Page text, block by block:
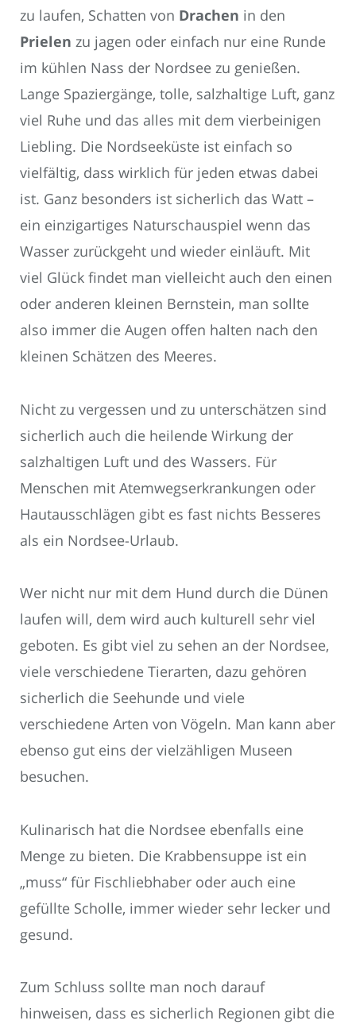
zu laufen, Schatten von Drachen in den
Prielen zu jagen oder einfach nur eine Runde
im kühlen Nass der Nordsee zu genießen.
Lange Spaziergänge, tolle, salzhaltige Luft, ganz
viel Ruhe und das alles mit dem vierbeinigen
Liebling. Die Nordseeküste ist einfach so
vielfältig, dass wirklich für jeden etwas dabei
ist. Ganz besonders ist sicherlich das Watt –
ein einzigartiges Naturschauspiel wenn das
Wasser zurückgeht und wieder einläuft. Mit
viel Glück findet man vielleicht auch den einen
oder anderen kleinen Bernstein, man sollte
also immer die Augen offen halten nach den
kleinen Schätzen des Meeres.
Nicht zu vergessen und zu unterschätzen sind
sicherlich auch die heilende Wirkung der
salzhaltigen Luft und des Wassers. Für
Menschen mit Atemwegserkrankungen oder
Hautausschlägen gibt es fast nichts Besseres
als ein Nordsee-Urlaub.
Wer nicht nur mit dem Hund durch die Dünen
laufen will, dem wird auch kulturell sehr viel
geboten. Es gibt viel zu sehen an der Nordsee,
viele verschiedene Tierarten, dazu gehören
sicherlich die Seehunde und viele
verschiedene Arten von Vögeln. Man kann aber
ebenso gut eins der vielzähligen Museen
besuchen.
Kulinarisch hat die Nordsee ebenfalls eine
Menge zu bieten. Die Krabbensuppe ist ein
„muss“ für Fischliebhaber oder auch eine
gefüllte Scholle, immer wieder sehr lecker und
gesund.
Zum Schluss sollte man noch darauf
hinweisen, dass es sicherlich Regionen gibt die